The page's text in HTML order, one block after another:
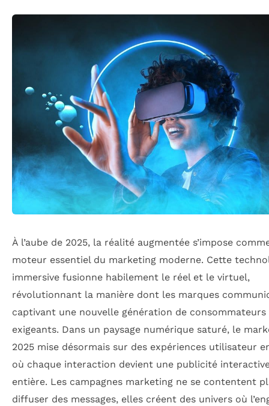
À l’aube de 2025, la réalité augmentée s’impose
moteur essentiel du marketing moderne. Cette
immersive fusionne habilement le réel et le virtuel,
révolutionnant la manière dont les marques
captivant une nouvelle génération de consommateurs
exigeants. Dans un paysage numérique saturé, le
2025 mise désormais sur des expériences utilisateur
où chaque interaction devient une publicité
entière. Les campagnes marketing ne se contentent
diffuser des messages, elles créent des univers où